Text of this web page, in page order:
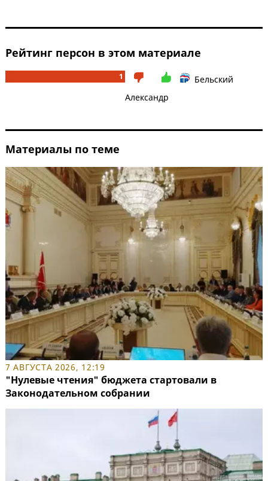
Рейтинг персон в этом материале
1
Бельский
Александр
Материалы по теме
7 АВГУСТА 2026, 12:19
"Нулевые чтения" бюджета стартовали в
Законодательном собрании